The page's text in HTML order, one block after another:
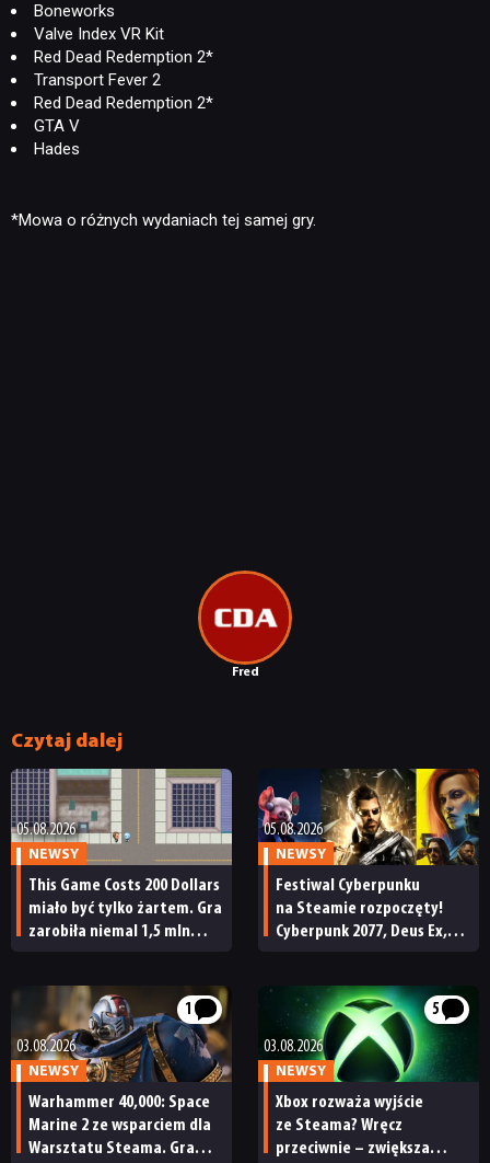
RETRO
JUŻ GRALIŚMY
SKLEP
Fred
Boneworks
Valve Index VR Kit
Red Dead Redemption 2*
Transport Fever 2
Red Dead Redemption 2*
GTA V
Hades
*Mowa o różnych wydaniach tej samej gry.
Czytaj dalej
05.08.2026
NEWSY
This Game Costs 200 Dollars
miało być tylko żartem. Gra
zarobiła niemal 1,5 mln
05.08.2026
NEWSY
Festiwal Cyberpunku
na Steamie rozpoczęty!
Cyberpunk 2077, Deus Ex,
1
03.08.2026
NEWSY
Warhammer 40,000: Space
Marine 2 ze wsparciem dla
Warsztatu Steama. Gra
5
03.08.2026
NEWSY
Xbox rozważa wyjście
ze Steama? Wręcz
przeciwnie – zwiększa